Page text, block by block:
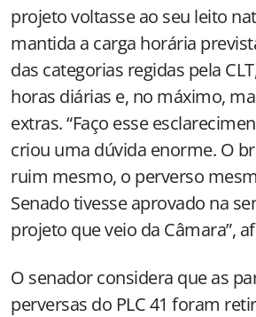
projeto voltasse ao seu leito
mantida a carga horária
das categorias regidas pela
horas diárias e, no máximo,
extras. “Faço esse
criou uma dúvida enorme. O
ruim mesmo, o perverso
Senado tivesse aprovado na
projeto que veio da Câmara”,
O senador considera que as
perversas do PLC 41 foram